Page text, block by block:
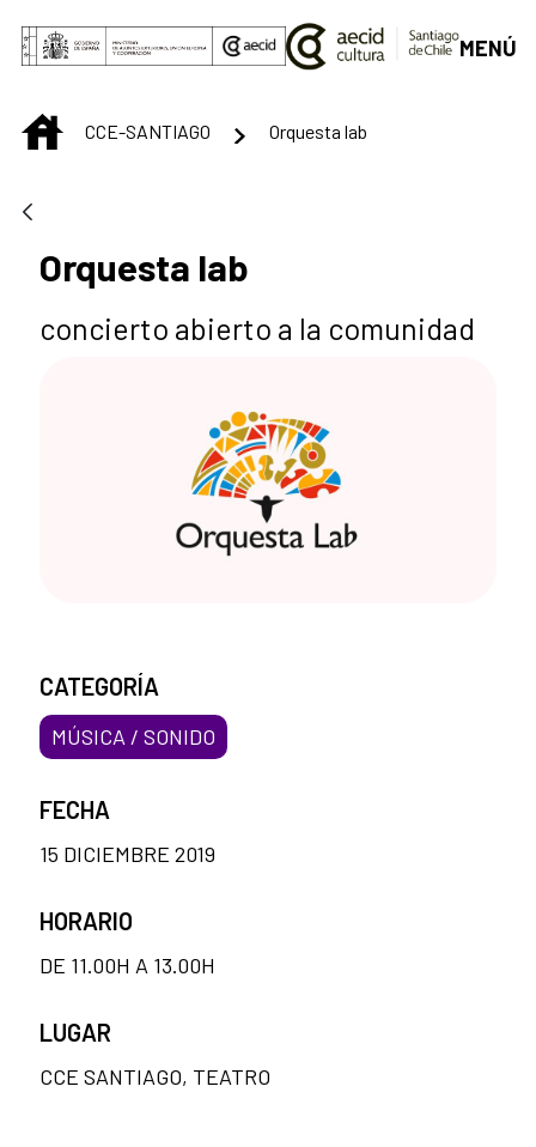
Saltar al contenido principal
MENÚ
INICIOCCE-SANTIAGO Orquesta lab
Orquesta lab
concierto abierto a la comunidad
CATEGORÍA
MÚSICA / SONIDO
FECHA
15 DICIEMBRE 2019
HORARIO
DE 11.00H A 13.00H
LUGAR
CCE SANTIAGO, TEATRO